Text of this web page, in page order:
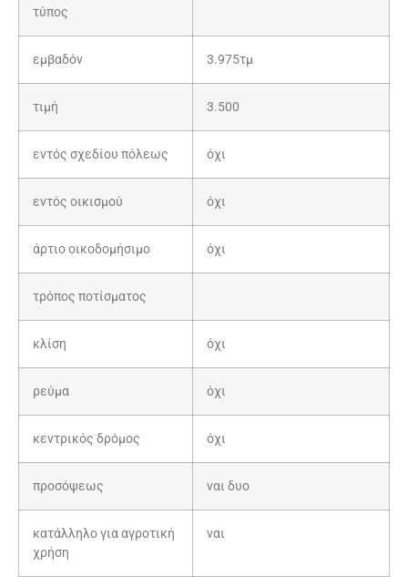
τύπος
εμβαδόν 3.975τμ
τιμή 3.500
εντός σχεδίου πόλεως όχι
εντός οικισμού όχι
άρτιο οικοδομήσιμο όχι
τρόπος ποτίσματος
κλίση όχι
ρεύμα όχι
κεντρικός δρόμος όχι
προσόψεως ναι δυο
κατάλληλο για αγροτική
χρήση
ναι